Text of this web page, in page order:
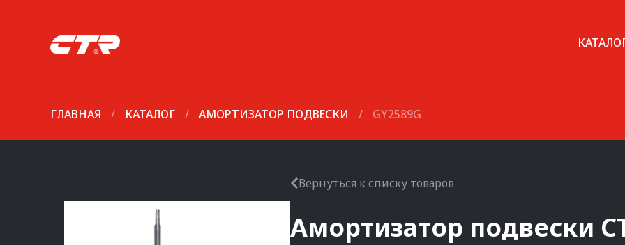
ГЛАВНАЯ / КАТАЛОГ / АМОРТИЗАТОР ПОДВЕСКИ / GY2589G
Вернуться к списку товаров
Амортизатор подвески